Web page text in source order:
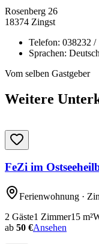
Rosenberg 26
18374 Zingst
Telefon: 038232 /
Sprachen: Deutsch
Vom selben Gastgeber
Weitere
FeZi im
Ferienwohnung ·
2 Gäste1 Zimmer15 m²
ab 50 €Ansehen